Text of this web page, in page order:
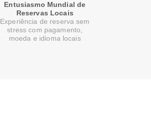
Entusiasmo Mundial de
Reservas Locais
Experiência de reserva sem
stress com pagamento,
moeda e idioma locais